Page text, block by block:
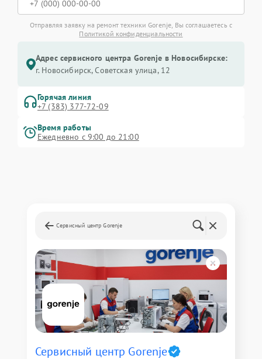
Отправляя заявку на ремонт техники Gorenje, Вы соглашаетесь с
Политикой конфиденциальности
Адрес сервисного центра Gorenje в Новосибирске:
г. Новосибирск, Советская улица, 12
Горячая линия
+7 (383) 377-72-09
Время работы
Ежедневно с 9:00 до 21:00
Сервисный центр Gorenje
Сервисный центр Gorenje